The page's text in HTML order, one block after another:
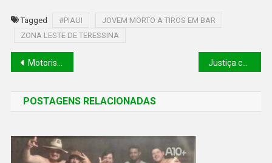
Tagged #PIAUI
JOVEM MORTO A TIROS EM BAR
ZONA LESTE DE TERESSINA
Motorista fica preso às ferragens ao colidir carro contra árvore na Av. Marechal, em Teresina Justiça concede prisão domiciliar a dono de pet shop suspeito de traficar sedativo usado como droga em raves no DF
POSTAGENS RELACIONADAS